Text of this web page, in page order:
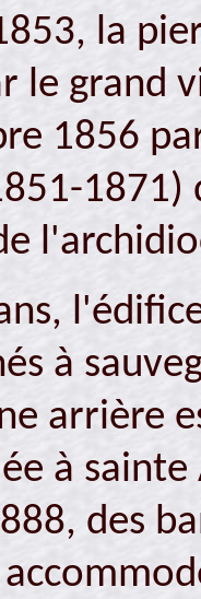
la
le grand
1856
à
arrière
à
des